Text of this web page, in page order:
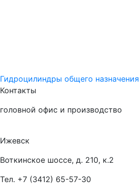
Гидроцилиндры общего назначения
Контакты
головной офис и производство
Ижевск
Воткинское шоссе, д. 210, к.2
Тел. +7 (3412) 65-57-30